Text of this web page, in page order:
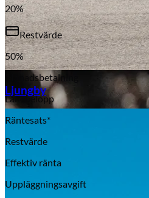
Aixiam
Ljungby
20%
Restvärde
50%
Månadsbetalning
Lånebelopp
Räntesats*
Restvärde
Effektiv ränta
Uppläggningsavgift